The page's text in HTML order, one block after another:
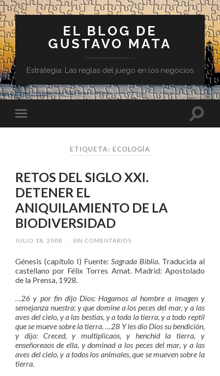
EL BLOG DE
GUSTAVO MATA
Estrategia: Las reglas del juego en los negocios
ETIQUETA: ECOLOGÍA
RETOS DEL SIGLO XXI.
DETENER EL
ANIQUILAMIENTO DE LA
BIODIVERSIDAD
JULIO 18, 2008 / SIN COMENTARIOS
Génesis (capítulo I) Fuente:Sagrada Biblia. Traducida al
castellano por Félix Torres Amat. Madrid: Apostolado
de la Prensa, 1928.
…26 y por fin dijo Dios: Hagamos al hombre a imagen y
semejanza nuestra: y que domine a los peces del mar, y a las
aves del cielo, y a las bestias, y a toda la tierra, y a todo reptil
que se mueve sobre la tierra. …28 Y les dio Dios su bendición,
y dijo: Creced, y multiplicaos, y henchid la tierra, y
enseñoreaos de ella, y dominad a los peces del mar, y a las
aves del cielo, y a todos los animales, que se mueven sobre la
tierra.